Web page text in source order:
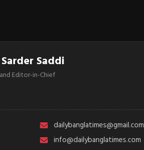
Saddi
Editor-in-Chief
dailybanglatimes@gmail.com
info@dailybanglatimes.com